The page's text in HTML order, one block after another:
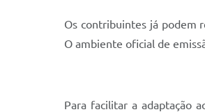
Os contribuintes já podem
O ambiente oficial de
Para facilitar a adaptação